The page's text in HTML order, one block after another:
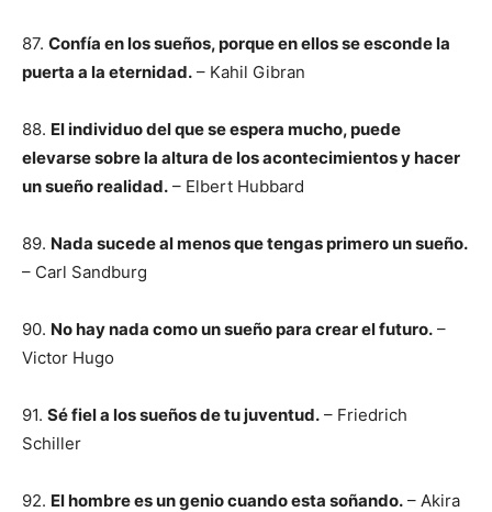
87. Confía en los sueños, porque en ellos se esconde la
puerta a la eternidad. – Kahil Gibran
88. El individuo del que se espera mucho, puede
elevarse sobre la altura de los acontecimientos y hacer
un sueño realidad. – Elbert Hubbard
89. Nada sucede al menos que tengas primero un sueño.
– Carl Sandburg
90. No hay nada como un sueño para crear el futuro. –
Victor Hugo
91. Sé fiel a los sueños de tu juventud. – Friedrich
Schiller
92. El hombre es un genio cuando esta soñando. – Akira